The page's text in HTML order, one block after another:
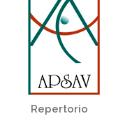
Repertorio